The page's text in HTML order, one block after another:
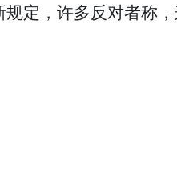
定，许多反对者称